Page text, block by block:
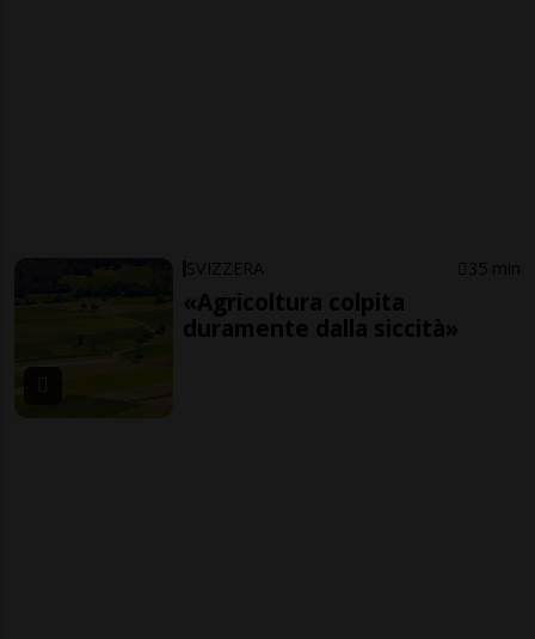
SVIZZERA 35 min
«Agricoltura colpita
duramente dalla siccità»